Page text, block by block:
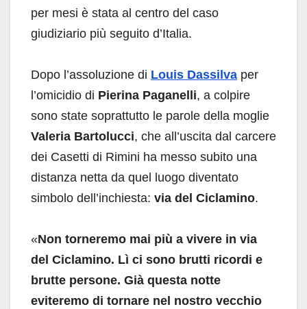
per mesi è stata al centro del caso
giudiziario più seguito d’Italia.
Dopo l’assoluzione di Louis Dassilva per
l’omicidio di Pierina Paganelli, a colpire
sono state soprattutto le parole della moglie
Valeria Bartolucci, che all’uscita dal carcere
dei Casetti di Rimini ha messo subito una
distanza netta da quel luogo diventato
simbolo dell’inchiesta: via del Ciclamino.
«Non torneremo mai più a vivere in via
del Ciclamino. Lì ci sono brutti ricordi e
brutte persone. Già questa notte
eviteremo di tornare nel nostro vecchio